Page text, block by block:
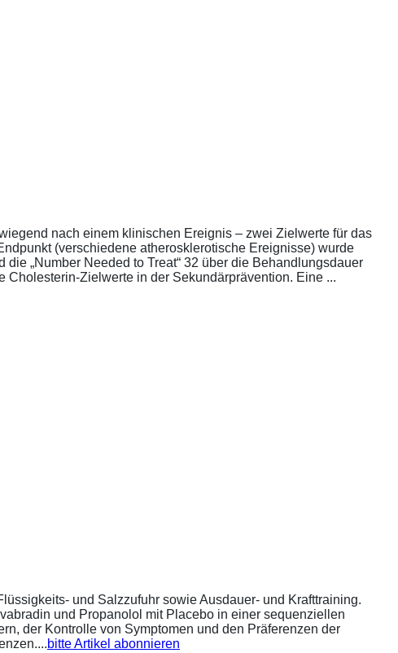
nach einem klinischen Ereignis – zwei Zielwerte für das
(verschiedene atherosklerotische Ereignisse) wurde
„Number Needed to Treat“ 32 über die Behandlungsdauer
Zielwerte in der Sekundärprävention. Eine ...
und Salzzufuhr sowie Ausdauer- und Krafttraining.
und Propanolol mit Placebo in einer sequenziellen
der Kontrolle von Symptomen und den Präferenzen der
bitte Artikel abonnieren